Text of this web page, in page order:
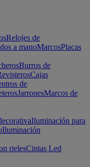
Relojes de
a manoMarcosPlacas
Burros de
Cajas
de
JarronesMarcos de
Iluminación para
Iluminación
rielesCintas Led